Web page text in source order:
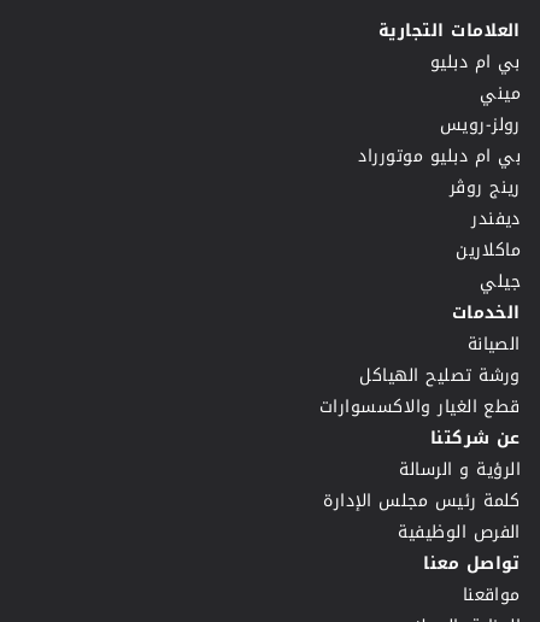
العلامات التجارية
بي ام دبليو
ميني
رولز-رويس
بي ام دبليو موتورراد
رينج روڤر
ديفندر
ماكلارين
جيلي
الخدمات
الصيانة
ورشة تصليح الهياكل
قطع الغيار والاكسسوارات
عن شركتنا
الرؤية و الرسالة
كلمة رئيس مجلس الإدارة
الفرص الوظيفية
تواصل معنا
مواقعنا